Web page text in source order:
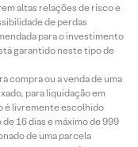
altas relações de risco e
de perdas
para o investimento
garantido neste tipo de
compra ou a venda de uma
para liquidação em
é livremente escolhido
16 dias e máximo de 999
de uma parcela